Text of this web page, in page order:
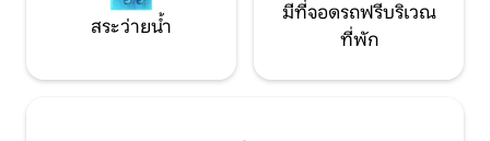
สระว่ายน้ำ
มีที่จอดรถฟรีบริเวณ
ที่พัก